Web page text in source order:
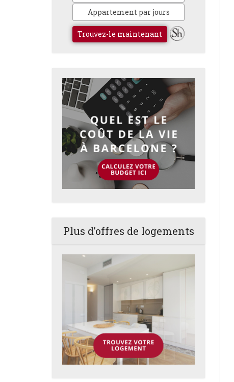
Appartement par jours
Trouvez-le maintenant
Plus d’offres de logements